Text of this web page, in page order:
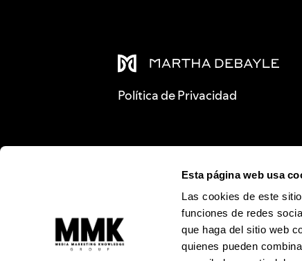
Esta página web usa
Las cookies de este
funciones de redes
que haga del sitio web
quienes pueden
Política de Privacidad